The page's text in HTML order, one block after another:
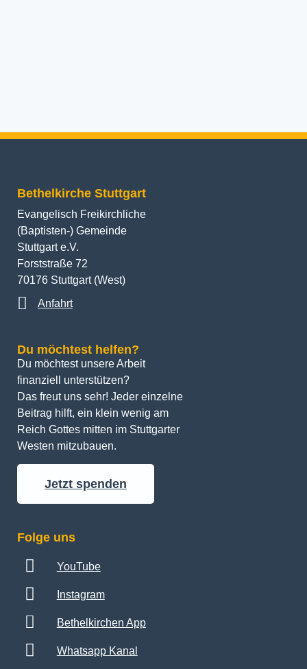
Bethelkirche Stuttgart
Evangelisch Freikirchliche
(Baptisten-) Gemeinde
Stuttgart e.V.
Forststraße 72
70176 Stuttgart (West)
Anfahrt
Du möchtest helfen?
Du möchtest unsere Arbeit
finanziell unterstützen?
Das freut uns sehr! Jeder einzelne
Beitrag hilft, ein klein wenig am
Reich Gottes mitten im Stuttgarter
Westen mitzubauen.
Jetzt spenden
Folge uns
YouTube
Instagram
Bethelkirchen App
Whatsapp Kanal